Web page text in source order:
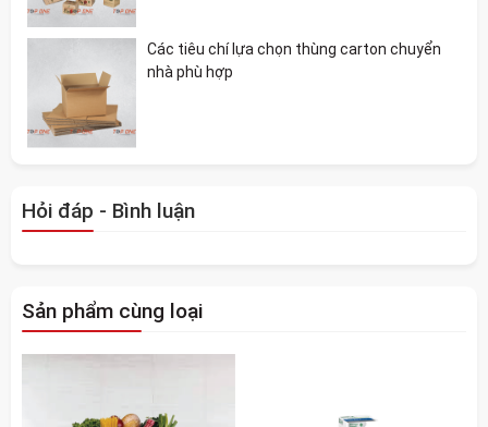
Các tiêu chí lựa chọn thùng carton chuyển
nhà phù hợp
Hỏi đáp - Bình luận
Sản phẩm cùng loại